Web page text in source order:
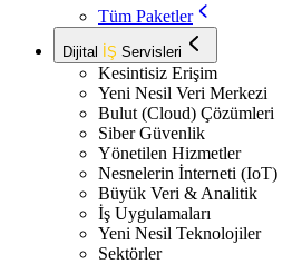
Tüm Paketler
Dijital İŞ Servisleri
Kesintisiz Erişim
Yeni Nesil Veri Merkezi
Bulut (Cloud) Çözümleri
Siber Güvenlik
Yönetilen Hizmetler
Nesnelerin İnterneti (IoT)
Büyük Veri & Analitik
İş Uygulamaları
Yeni Nesil Teknolojiler
Sektörler